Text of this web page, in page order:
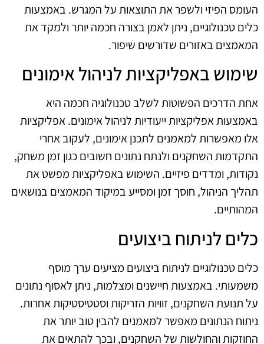
העומס הפיזי ולשפר את התוצאות על המגרש. באמצעות
כלים טכנולוגיים, ניתן לאמן בצורה חכמה יותר ולמקד את
המאמצים באזורים שדורשים שיפור.
שימוש באפליקציות לניהול אימונים
אחת הדרכים הפשוטות לשלב טכנולוגיה חכמה היא
באמצעות אפליקציות ייעודיות לניהול אימונים. אפליקציות
אלו מאפשרות למאמנים לתכנן אימונים, לעקוב אחרי
התקדמות השחקנים ולנתח נתונים חשובים כגון זמן משחק,
נקודות, ומדדים פיזיים. השימוש באפליקציות מפשט את
תהליך הניהול, חוסך זמן ומסייע במיקוד המאמצים בנושאים
המהותיים.
כלים לניתוח ביצועים
כלים טכנולוגיים לניתוח ביצועים מציעים ערך מוסף
משמעותי. באמצעות חיישנים ומצלמות, ניתן לאסוף נתונים
על תנועת השחקנים, זוויות הזריקות וסטטיסטיקות אחרות.
ניתוח הנתונים מאפשר למאמנים להבין טוב יותר את
החוזקות והחולשות של השחקנים, ובכך להתאים את